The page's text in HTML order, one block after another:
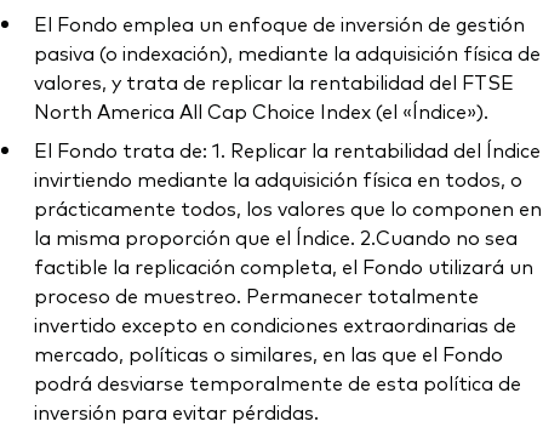
El Fondo emplea un enfoque de inversión de gestión
pasiva (o indexación), mediante la adquisición física de
valores, y trata de replicar la rentabilidad del FTSE
North America All Cap Choice Index (el «Índice»).
El Fondo trata de: 1. Replicar la rentabilidad del Índice
invirtiendo mediante la adquisición física en todos, o
prácticamente todos, los valores que lo componen en
la misma proporción que el Índice. 2.Cuando no sea
factible la replicación completa, el Fondo utilizará un
proceso de muestreo. Permanecer totalmente
invertido excepto en condiciones extraordinarias de
mercado, políticas o similares, en las que el Fondo
podrá desviarse temporalmente de esta política de
inversión para evitar pérdidas.